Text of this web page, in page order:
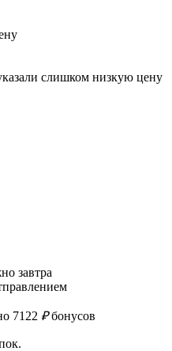
слишком низкую цену
завтра
7122 ₽бонусов